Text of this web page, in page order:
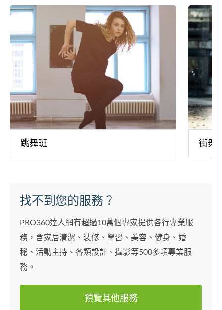
跳舞班 街舞
找不到您的服務？
PRO360達人網有超過10萬個專家提供各行專業服
務，含家居清潔、裝修、學習、美容、健身、婚
秘、活動主持、各類設計、攝影等500多項專業服
務。
預覽其他服務